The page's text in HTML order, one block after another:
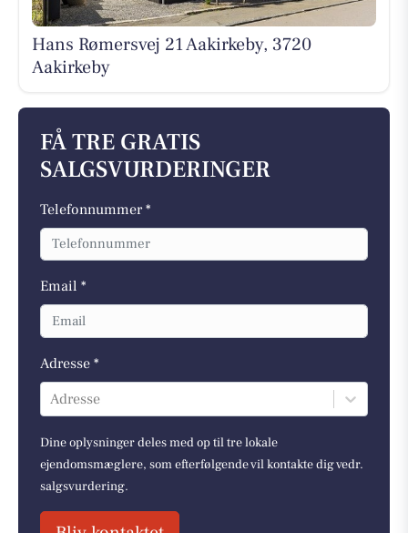
Hans Rømersvej 21 Aakirkeby, 3720
Aakirkeby
FÅ TRE GRATIS
SALGSVURDERINGER
Telefonnummer *
Email *
Adresse *
Adresse
Dine oplysninger deles med op til tre lokale
ejendomsmæglere, som efterfølgende vil kontakte dig vedr.
salgsvurdering.